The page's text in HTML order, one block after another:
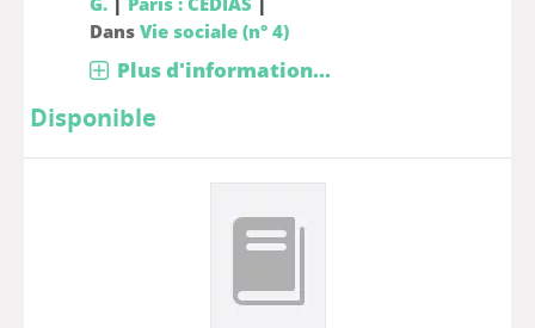
Dans Vie sociale (n° 4)
Plus d'information...
Disponible